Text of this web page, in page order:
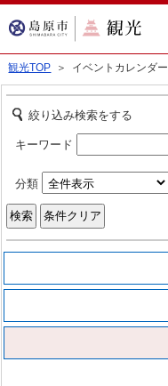
観光TOP ＞ イベントカレンダー
絞り込み検索をする
キーワード
分類